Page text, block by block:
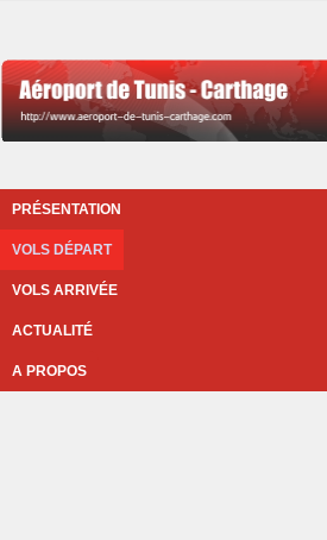
PRÉSENTATION
VOLS DÉPART
VOLS ARRIVÉE
ACTUALITÉ
A PROPOS